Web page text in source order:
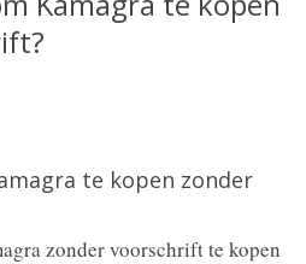
te kopen zonder
zonder voorschrift te kopen